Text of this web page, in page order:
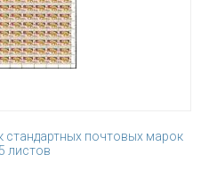
стандартных почтовых марок
листов